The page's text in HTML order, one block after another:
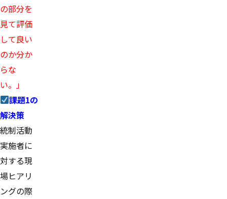
の部分を
見て評価
して良い
のか分か
らな
い。」
課題1の
解決策
統制活動
実施者に
対する現
場ヒアリ
ングの際